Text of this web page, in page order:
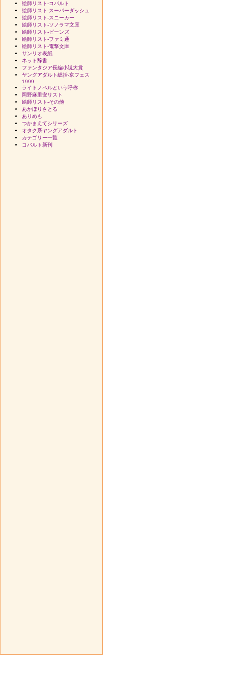
絵師リスト-コバルト
絵師リスト-スーパーダッシュ
絵師リスト-スニーカー
絵師リスト-ソノラマ文庫
絵師リスト-ビーンズ
絵師リスト-ファミ通
絵師リスト-電撃文庫
サンリオ表紙
ネット辞書
ファンタジア長編小説大賞
ヤングアダルト総括-京フェス
1999
ライトノベルという呼称
岡野麻里安リスト
絵師リスト-その他
あかほりさとる
ありめも
つかまえてシリーズ
オタク系ヤングアダルト
カテゴリー一覧
コバルト新刊